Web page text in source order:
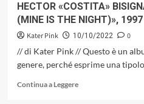
JAZZISTICA
CONTEMPORANEA
HECTOR «COSTITA»
(MINE IS THE NIGHT)»,
Kater Pink 10/10/2022
0
// di Kater Pink // Questo è un
genere, perché esprime una
Continua a LeggereLeggi